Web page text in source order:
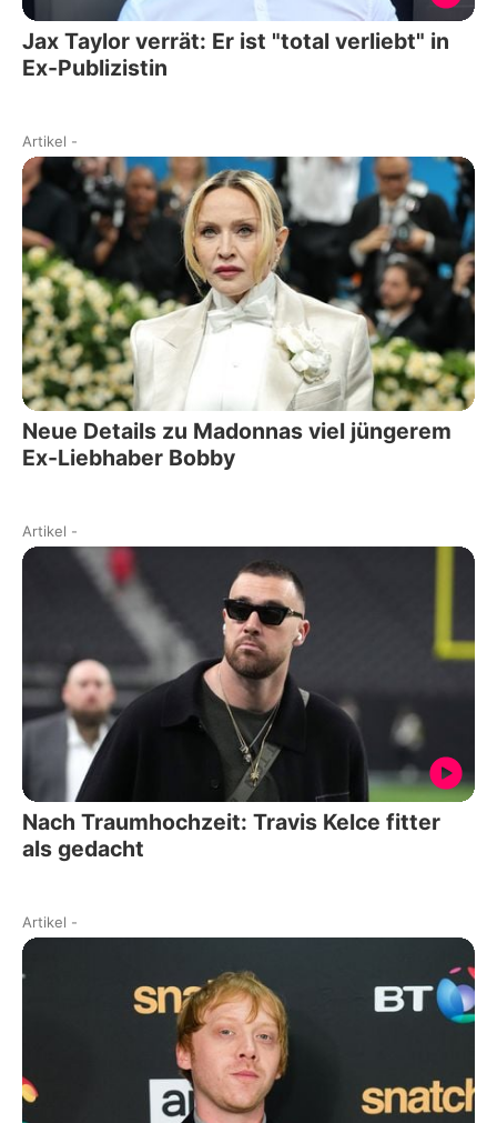
Jax Taylor verrät: Er ist "total verliebt" in
Ex-Publizistin
Artikel -
Neue Details zu Madonnas viel jüngerem
Ex-Liebhaber Bobby
Artikel -
Nach Traumhochzeit: Travis Kelce fitter
als gedacht
Artikel -